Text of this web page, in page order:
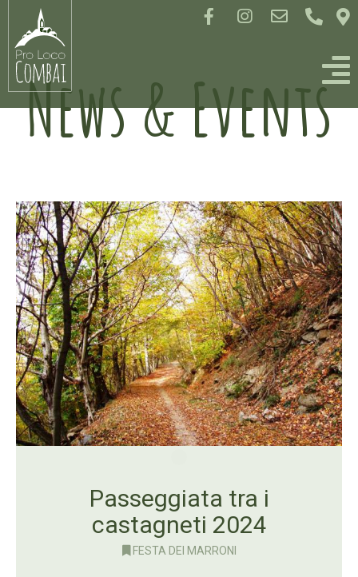
News & Events
Passeggiata tra i
castagneti 2024
FESTA DEI MARRONI